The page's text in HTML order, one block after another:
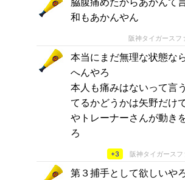
和もあかんやん
阪神タイガースフ
本当にまだ無理な状態な
へんやろ
本人も痛みはないって言
てるかどうかは矢野だけ
やトレーナーさんが動き
ろ
+3 阪神タイガースフ
第３捕手として欲しいや